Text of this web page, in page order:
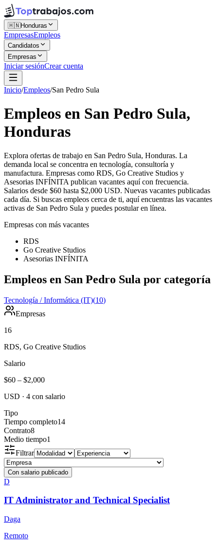
🇭🇳Honduras
EmpresasEmpleos
Candidatos
Empresas
Iniciar sesiónCrear cuenta
Inicio/Empleos/San Pedro Sula
Empleos en San Pedro Sula,
Honduras
Explora ofertas de trabajo en San Pedro Sula, Honduras. La
demanda local se concentra en tecnología, consultoría y
manufactura. Empresas como RDS, Go Creative Studios y
Asesorias INFÍNITA publican vacantes aquí con frecuencia.
Salarios desde $60 hasta $2,000 USD. Nuevas vacantes publicadas
cada día. Si buscas empleos cerca de ti, aquí encuentras las vacantes
activas de San Pedro Sula y puedes postular en línea.
Empresas con más vacantes
RDS
Go Creative Studios
Asesorias INFÍNITA
Empleos en San Pedro Sula por categoría
Tecnología / Informática (IT)(10)
Empresas
16
RDS, Go Creative Studios
Salario
$60 – $2,000
USD · 4 con salario
Tipo
Tiempo completo14
Contrato8
Medio tiempo1
Filtrar
Con salario publicado
D
IT Administrator and Technical Specialist
Daga
Remoto